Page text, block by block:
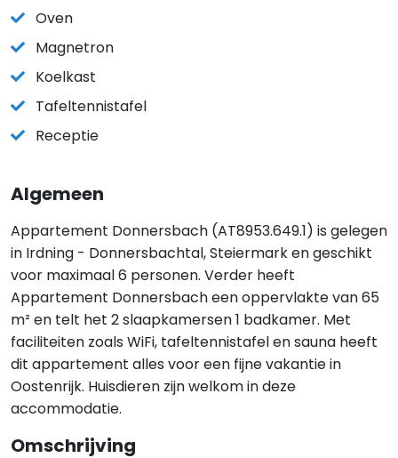
Oven
Magnetron
Koelkast
Tafeltennistafel
Receptie
Algemeen
Appartement Donnersbach (AT8953.649.1) is gelegen
in Irdning - Donnersbachtal, Steiermark en geschikt
voor maximaal 6 personen. Verder heeft
Appartement Donnersbach een oppervlakte van 65
m² en telt het 2 slaapkamersen 1 badkamer. Met
faciliteiten zoals WiFi, tafeltennistafel en sauna heeft
dit appartement alles voor een fijne vakantie in
Oostenrijk. Huisdieren zijn welkom in deze
accommodatie.
Omschrijving